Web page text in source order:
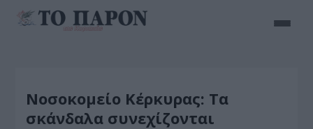
Νοσοκομείο Κέρκυρας: Τα
σκάνδαλα συνεχίζονται